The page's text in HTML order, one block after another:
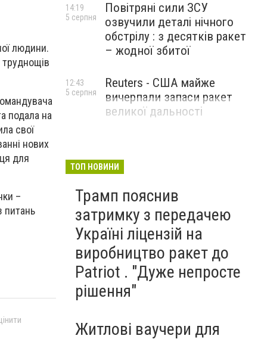
людини.
труднощів
подала на
свої
нових
для
–
питань
Повітряні сили ЗСУ
озвучили деталі нічного
обстрілу : з десятків ракет
– жодної збитої
14:19
5 серпня
Reuters - США майже
вичерпали запаси ракет
великої дальності
12:43
5 серпня
ТОП НОВИНИ
Трамп пояснив
затримку з передачею
Україні ліцензій на
виробництво ракет до
Patriot . "Дуже непросте
рішення"
Житлові ваучери для